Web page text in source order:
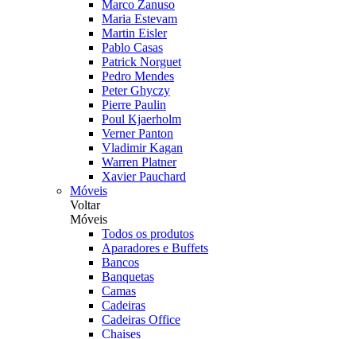
Marco Zanuso
Maria Estevam
Martin Eisler
Pablo Casas
Patrick Norguet
Pedro Mendes
Peter Ghyczy
Pierre Paulin
Poul Kjaerholm
Verner Panton
Vladimir Kagan
Warren Platner
Xavier Pauchard
Móveis
Voltar
Móveis
Todos os produtos
Aparadores e Buffets
Bancos
Banquetas
Camas
Cadeiras
Cadeiras Office
Chaises